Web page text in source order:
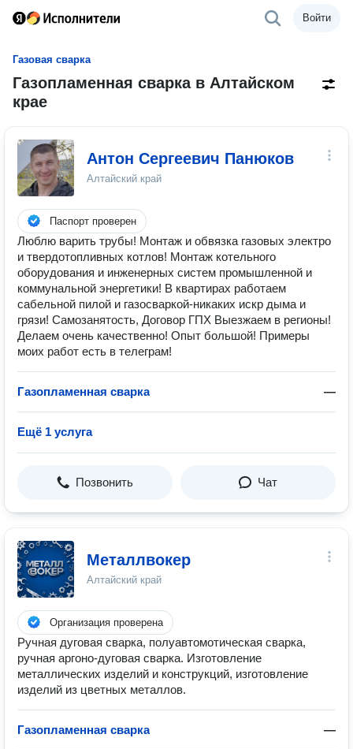
Войти
Газовая сварка
Газопламенная сварка в Алтайском
крае
Антон Сергеевич Панюков
Алтайский край
Паспорт проверен
Люблю варить трубы! Монтаж и обвязка газовых электро
и твердотопливных котлов! Монтаж котельного
оборудования и инженерных систем промышленной и
коммунальной энергетики! В квартирах работаем
сабельной пилой и газосваркой-никаких искр дыма и
грязи! Самозанятость, Договор ГПХ Выезжаем в регионы!
Делаем очень качественно! Опыт большой! Примеры
моих работ есть в телеграм!
Газопламенная сварка —
Ещё 1 услуга
Позвонить Чат
Металлвокер
Алтайский край
Организация проверена
Ручная дуговая сварка, полуавтомотическая сварка,
ручная аргоно-дуговая сварка. Изготовление
металлических изделий и конструкций, изготовление
изделий из цветных металлов.
Газопламенная сварка —